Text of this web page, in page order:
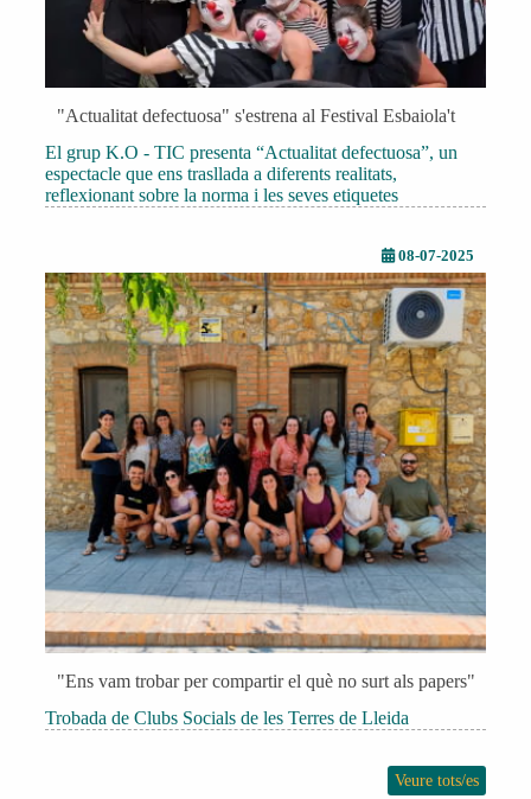
"Actualitat defectuosa" s'estrena al Festival Esbaiola't
El grup K.O - TIC presenta “Actualitat defectuosa”, un
espectacle que ens trasllada a diferents realitats,
reflexionant sobre la norma i les seves etiquetes
"Ens vam trobar per compartir el què no surt als papers"
Trobada de Clubs Socials de les Terres de Lleida
08-07-2025
Veure tots/es